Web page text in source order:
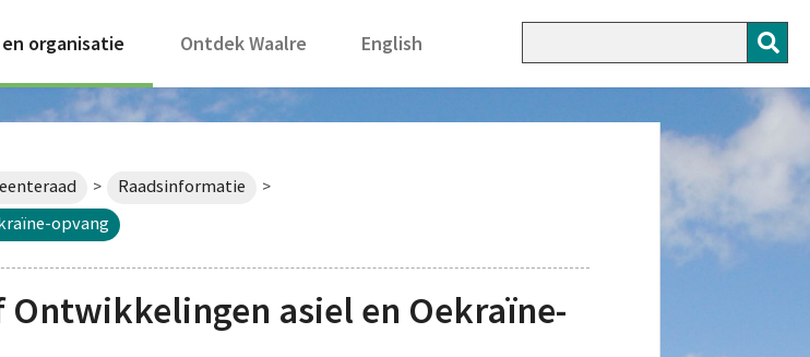
organisatie Ontdek Waalre English
> Raadsinformatie >
opvang
asiel en Oekraïne-